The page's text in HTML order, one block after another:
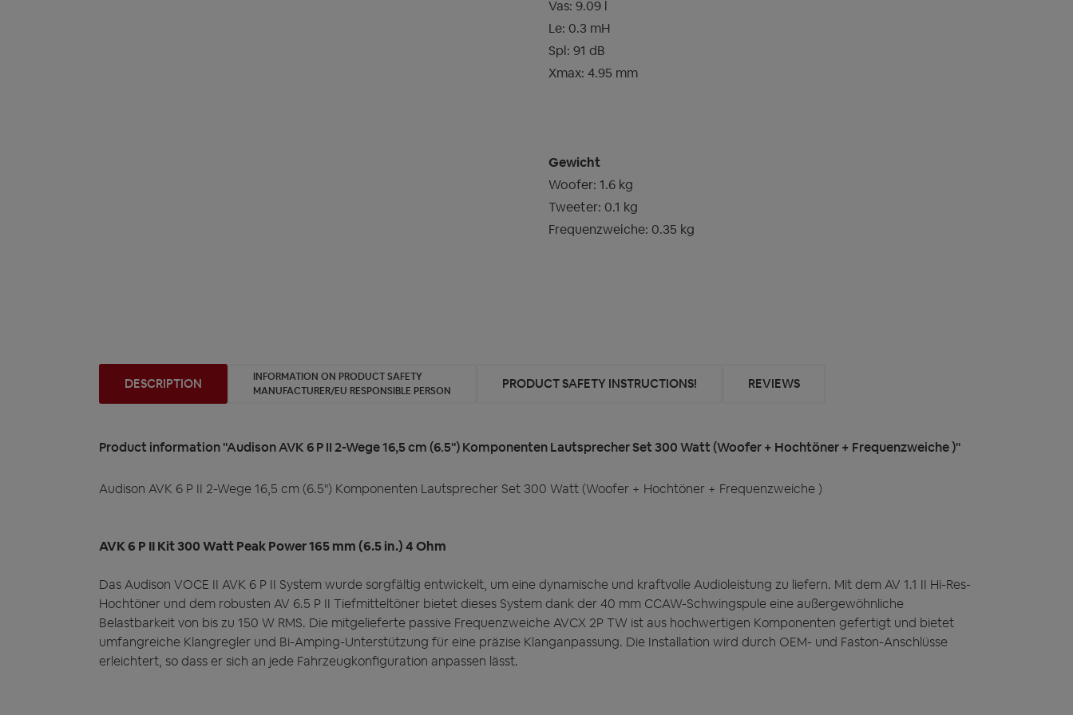
Vas: 9.09 l
Le: 0.3 mH
Spl: 91 dB
Xmax: 4.95 mm
Gewicht
Woofer: 1.6 kg
Tweeter: 0.1 kg
Frequenzweiche: 0.35 kg
DESCRIPTION
INFORMATION ON PRODUCT SAFETY
MANUFACTURER/EU RESPONSIBLE PERSON
PRODUCT SAFETY INSTRUCTIONS! REVIEWS
Product information "Audison AVK 6 P II 2-Wege 16,5 cm (6.5") Komponenten Lautsprecher Set 300 Watt (Woofer + Hochtöner + Frequenzweiche )"
Audison AVK 6 P II 2-Wege 16,5 cm (6.5") Komponenten Lautsprecher Set 300 Watt (Woofer + Hochtöner + Frequenzweiche )
AVK 6 P II Kit 300 Watt Peak Power 165 mm (6.5 in.) 4 Ohm
Das Audison VOCE II AVK 6 P II System wurde sorgfältig entwickelt, um eine dynamische und kraftvolle Audioleistung zu liefern. Mit dem AV 1.1 II Hi-Res-
Hochtöner und dem robusten AV 6.5 P II Tiefmitteltöner bietet dieses System dank der 40 mm CCAW-Schwingspule eine außergewöhnliche
Belastbarkeit von bis zu 150 W RMS. Die mitgelieferte passive Frequenzweiche AVCX 2P TW ist aus hochwertigen Komponenten gefertigt und bietet
umfangreiche Klangregler und Bi-Amping-Unterstützung für eine präzise Klanganpassung. Die Installation wird durch OEM- und Faston-Anschlüsse
erleichtert, so dass er sich an jede Fahrzeugkonfiguration anpassen lässt.